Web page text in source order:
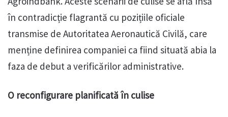
în contradicție flagrantă cu pozițiile oficiale
transmise de Autoritatea Aeronautică Civilă, care
menține definirea companiei ca fiind situată abia la
faza de debut a verificărilor administrative.
O reconfigurare planificată în culise